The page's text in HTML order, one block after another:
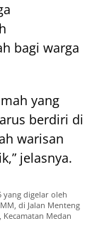
bagi warga
yang
berdiri di
warisan
jelasnya.
yang digelar oleh
di Jalan Menteng
Medan